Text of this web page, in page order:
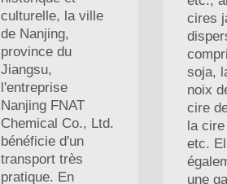
culturelle, la ville
de Nanjing,
province du
Jiangsu,
l'entreprise
Nanjing FNAT
Chemical Co., Ltd.
bénéficie d'un
transport très
pratique. En
cires
soja,
noix
cire
la
etc.
une